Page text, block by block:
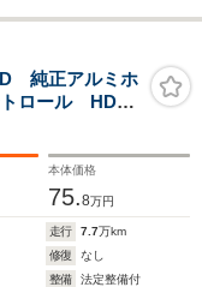
純正アルミホ
ロール HDD
ドカメラ タ
ジックサー
本体価格
75.8万円
走行 7.7万km
修復
なし
整備 法定整備付